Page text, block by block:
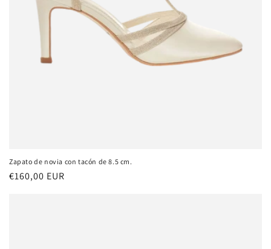
Zapato de novia con tacón de 8.5 cm.
Precio
€160,00 EUR